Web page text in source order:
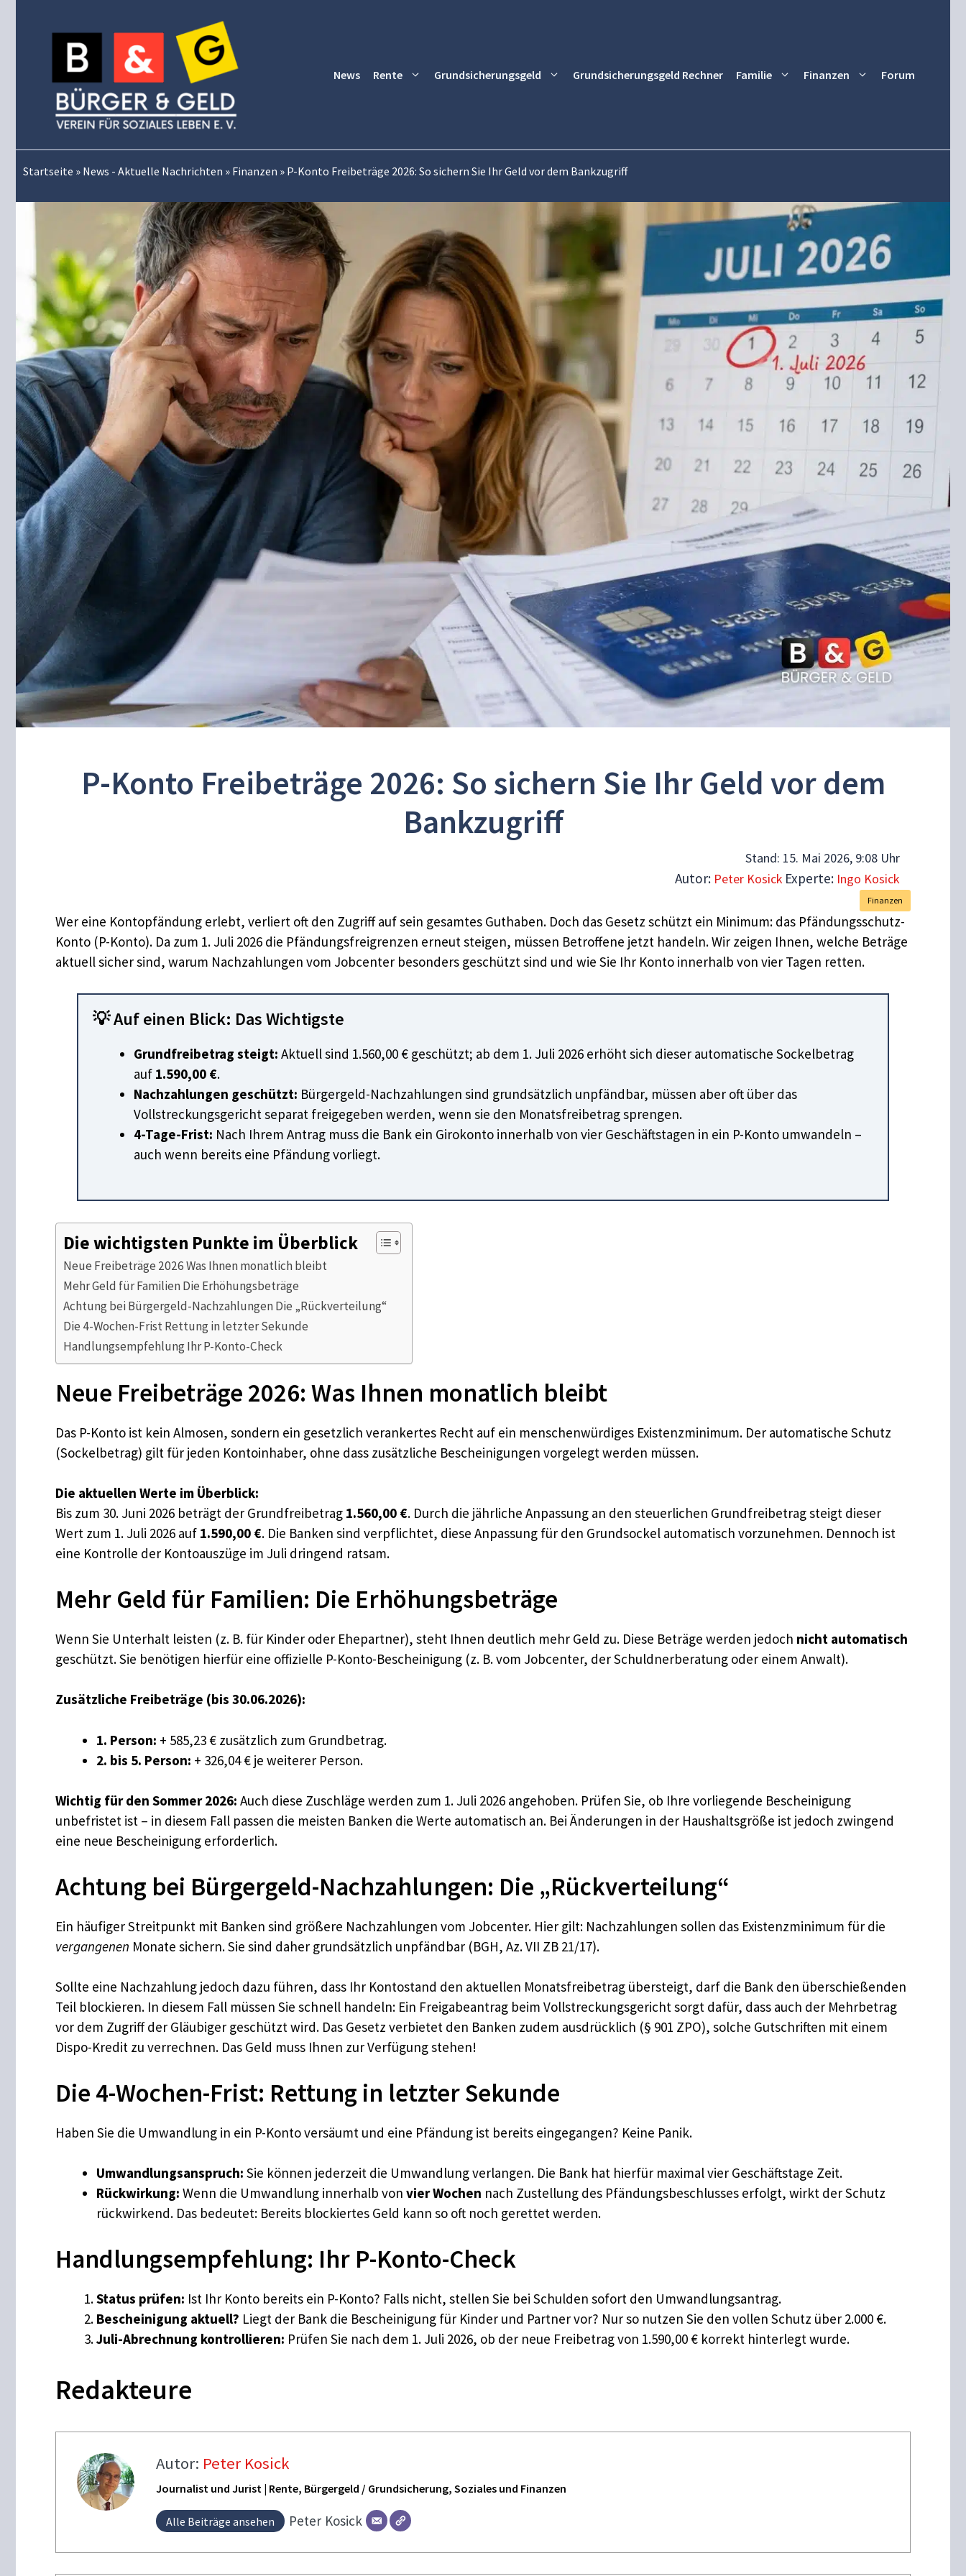
News Rente Grundsicherungsgeld Grundsicherungsgeld Rechner Familie Finanzen Forum
Startseite » News - Aktuelle Nachrichten » Finanzen » P-Konto Freibeträge 2026: So sichern Sie Ihr Geld vor dem Bankzugriff
P-Konto Freibeträge 2026: So sichern Sie Ihr Geld vor dem
Bankzugriff
Stand: 15. Mai 2026, 9:08 Uhr
Autor: Peter Kosick Experte: Ingo Kosick
Finanzen
Wer eine Kontopfändung erlebt, verliert oft den Zugriff auf sein gesamtes Guthaben. Doch das Gesetz schützt ein Minimum: das Pfändungsschutz-
Konto (P-Konto). Da zum 1. Juli 2026 die Pfändungsfreigrenzen erneut steigen, müssen Betroffene jetzt handeln. Wir zeigen Ihnen, welche Beträge
aktuell sicher sind, warum Nachzahlungen vom Jobcenter besonders geschützt sind und wie Sie Ihr Konto innerhalb von vier Tagen retten.
💡 Auf einen Blick: Das Wichtigste
Grundfreibetrag steigt: Aktuell sind 1.560,00 € geschützt; ab dem 1. Juli 2026 erhöht sich dieser automatische Sockelbetrag
auf 1.590,00 €.
Nachzahlungen geschützt: Bürgergeld-Nachzahlungen sind grundsätzlich unpfändbar, müssen aber oft über das
Vollstreckungsgericht separat freigegeben werden, wenn sie den Monatsfreibetrag sprengen.
4-Tage-Frist: Nach Ihrem Antrag muss die Bank ein Girokonto innerhalb von vier Geschäftstagen in ein P-Konto umwandeln –
auch wenn bereits eine Pfändung vorliegt.
Die wichtigsten Punkte im Überblick
Neue Freibeträge 2026 Was Ihnen monatlich bleibt
Mehr Geld für Familien Die Erhöhungsbeträge
Achtung bei Bürgergeld-Nachzahlungen Die „Rückverteilung“
Die 4-Wochen-Frist Rettung in letzter Sekunde
Handlungsempfehlung Ihr P-Konto-Check
Neue Freibeträge 2026: Was Ihnen monatlich bleibt
Das P-Konto ist kein Almosen, sondern ein gesetzlich verankertes Recht auf ein menschenwürdiges Existenzminimum. Der automatische Schutz
(Sockelbetrag) gilt für jeden Kontoinhaber, ohne dass zusätzliche Bescheinigungen vorgelegt werden müssen.
Die aktuellen Werte im Überblick:
Bis zum 30. Juni 2026 beträgt der Grundfreibetrag 1.560,00 €. Durch die jährliche Anpassung an den steuerlichen Grundfreibetrag steigt dieser
Wert zum 1. Juli 2026 auf 1.590,00 €. Die Banken sind verpflichtet, diese Anpassung für den Grundsockel automatisch vorzunehmen. Dennoch ist
eine Kontrolle der Kontoauszüge im Juli dringend ratsam.
Mehr Geld für Familien: Die Erhöhungsbeträge
Wenn Sie Unterhalt leisten (z. B. für Kinder oder Ehepartner), steht Ihnen deutlich mehr Geld zu. Diese Beträge werden jedoch nicht automatisch
geschützt. Sie benötigen hierfür eine offizielle P-Konto-Bescheinigung (z. B. vom Jobcenter, der Schuldnerberatung oder einem Anwalt).
Zusätzliche Freibeträge (bis 30.06.2026):
1. Person: + 585,23 € zusätzlich zum Grundbetrag.
2. bis 5. Person: + 326,04 € je weiterer Person.
Wichtig für den Sommer 2026: Auch diese Zuschläge werden zum 1. Juli 2026 angehoben. Prüfen Sie, ob Ihre vorliegende Bescheinigung
unbefristet ist – in diesem Fall passen die meisten Banken die Werte automatisch an. Bei Änderungen in der Haushaltsgröße ist jedoch zwingend
eine neue Bescheinigung erforderlich.
Achtung bei Bürgergeld-Nachzahlungen: Die „Rückverteilung“
Ein häufiger Streitpunkt mit Banken sind größere Nachzahlungen vom Jobcenter. Hier gilt: Nachzahlungen sollen das Existenzminimum für die
vergangenen Monate sichern. Sie sind daher grundsätzlich unpfändbar (BGH, Az. VII ZB 21/17).
Sollte eine Nachzahlung jedoch dazu führen, dass Ihr Kontostand den aktuellen Monatsfreibetrag übersteigt, darf die Bank den überschießenden
Teil blockieren. In diesem Fall müssen Sie schnell handeln: Ein Freigabeantrag beim Vollstreckungsgericht sorgt dafür, dass auch der Mehrbetrag
vor dem Zugriff der Gläubiger geschützt wird. Das Gesetz verbietet den Banken zudem ausdrücklich (§ 901 ZPO), solche Gutschriften mit einem
Dispo-Kredit zu verrechnen. Das Geld muss Ihnen zur Verfügung stehen!
Die 4-Wochen-Frist: Rettung in letzter Sekunde
Haben Sie die Umwandlung in ein P-Konto versäumt und eine Pfändung ist bereits eingegangen? Keine Panik.
Umwandlungsanspruch: Sie können jederzeit die Umwandlung verlangen. Die Bank hat hierfür maximal vier Geschäftstage Zeit.
Rückwirkung: Wenn die Umwandlung innerhalb von vier Wochen nach Zustellung des Pfändungsbeschlusses erfolgt, wirkt der Schutz
rückwirkend. Das bedeutet: Bereits blockiertes Geld kann so oft noch gerettet werden.
Handlungsempfehlung: Ihr P-Konto-Check
Status prüfen: Ist Ihr Konto bereits ein P-Konto? Falls nicht, stellen Sie bei Schulden sofort den Umwandlungsantrag.
Bescheinigung aktuell? Liegt der Bank die Bescheinigung für Kinder und Partner vor? Nur so nutzen Sie den vollen Schutz über 2.000 €.
Juli-Abrechnung kontrollieren: Prüfen Sie nach dem 1. Juli 2026, ob der neue Freibetrag von 1.590,00 € korrekt hinterlegt wurde.
Redakteure
Autor: Peter Kosick
Journalist und Jurist | Rente, Bürgergeld / Grundsicherung, Soziales und Finanzen
Alle Beiträge ansehen Peter Kosick